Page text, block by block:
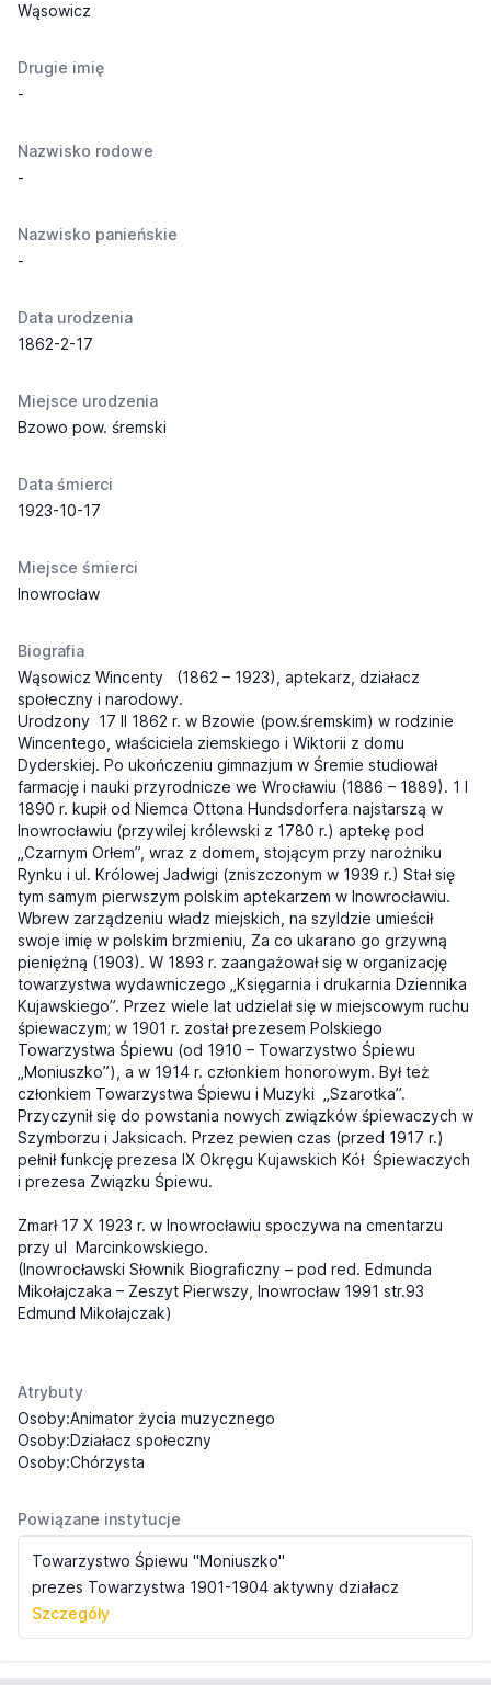
Wąsowicz
Drugie imię
-
Nazwisko rodowe
-
Nazwisko panieńskie
-
Data urodzenia
1862-2-17
Miejsce urodzenia
Bzowo pow. śremski
Data śmierci
1923-10-17
Miejsce śmierci
Inowrocław
Biografia
Wąsowicz Wincenty
(1862 – 1923), aptekarz, działacz
społeczny i narodowy.
Urodzony 17 II 1862 r. w Bzowie (pow.śremskim) w rodzinie
Wincentego, właściciela ziemskiego i Wiktorii z domu
Dyderskiej. Po ukończeniu gimnazjum w Śremie studiował
farmację i nauki przyrodnicze we Wrocławiu (1886 – 1889). 1 I
1890 r. kupił od Niemca Ottona Hundsdorfera najstarszą w
Inowrocławiu (przywilej królewski z 1780 r.) aptekę pod
„Czarnym Orłem”, wraz z domem, stojącym przy narożniku
Rynku i ul. Królowej Jadwigi (zniszczonym w 1939 r.) Stał się
tym samym pierwszym polskim aptekarzem w Inowrocławiu.
Wbrew zarządzeniu władz miejskich, na szyldzie umieścił
swoje imię w polskim brzmieniu, Za co ukarano go grzywną
pieniężną (1903). W 1893 r. zaangażował się w organizację
towarzystwa wydawniczego „Księgarnia i drukarnia Dziennika
Kujawskiego”. Przez wiele lat udzielał się w miejscowym ruchu
śpiewaczym; w 1901 r. został prezesem Polskiego
Towarzystwa Śpiewu (od 1910 – Towarzystwo Śpiewu
„Moniuszko”), a w 1914 r. członkiem honorowym. Był też
członkiem Towarzystwa Śpiewu i Muzyki
„Szarotka”.
Przyczynił się do powstania nowych związków śpiewaczych w
Szymborzu i Jaksicach. Przez pewien czas (przed 1917 r.)
pełnił funkcję prezesa IX Okręgu Kujawskich Kół Śpiewaczych
i prezesa Związku Śpiewu.
Zmarł 17 X 1923 r. w Inowrocławiu spoczywa na cmentarzu
przy ul Marcinkowskiego.
(Inowrocławski Słownik Biograficzny – pod red. Edmunda
Mikołajczaka – Zeszyt Pierwszy, Inowrocław 1991 str.93
Edmund Mikołajczak)
Atrybuty
Osoby:Animator życia muzycznego
Osoby:Działacz społeczny
Osoby:Chórzysta
Powiązane instytucje
Towarzystwo Śpiewu "Moniuszko"
prezes Towarzystwa 1901-1904 aktywny działacz
Szczegóły